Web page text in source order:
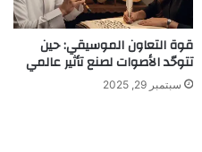
قوة التعاون الموسيقي: حين
تتوحّد الأصوات لصنع تأثير عالمي
سبتمبر 29, 2025